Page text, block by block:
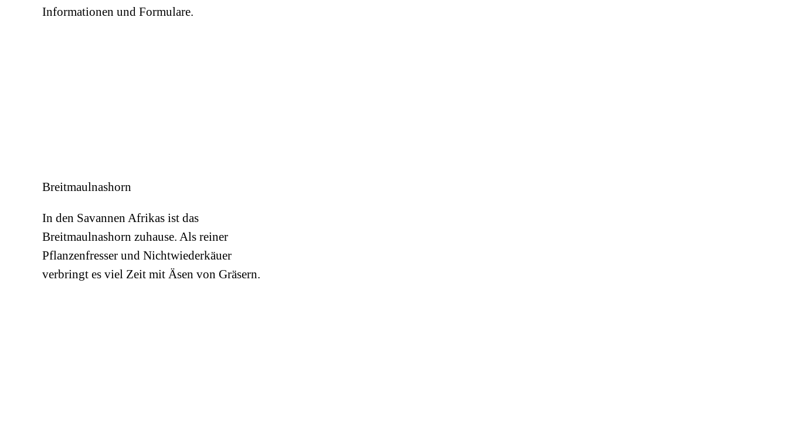
Informationen und Formulare.
Breitmaulnashorn
In den Savannen Afrikas ist das
Breitmaulnashorn zuhause. Als reiner
Pflanzenfresser und Nichtwiederkäuer
verbringt es viel Zeit mit Äsen von Gräsern.